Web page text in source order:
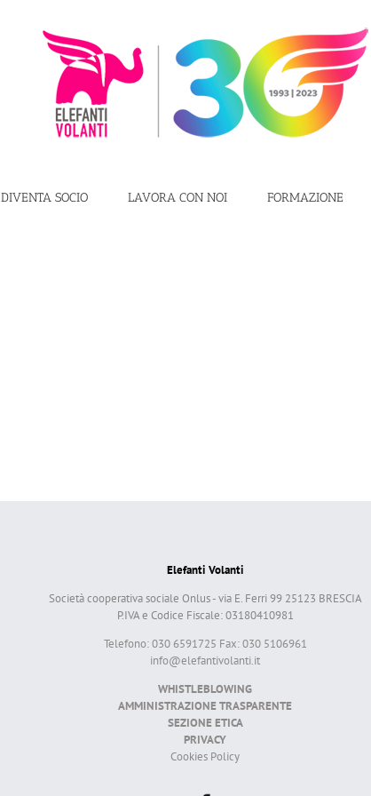
DIVENTA SOCIO LAVORA CON NOI FORMAZIONE
Elefanti Volanti
Società cooperativa sociale Onlus - via E. Ferri 99 25123 BRESCIA
P.IVA e Codice Fiscale: 03180410981
Telefono: 030 6591725 Fax: 030 5106961
info@elefantivolanti.it
WHISTLEBLOWING
AMMINISTRAZIONE TRASPARENTE
SEZIONE ETICA
PRIVACY
Cookies Policy